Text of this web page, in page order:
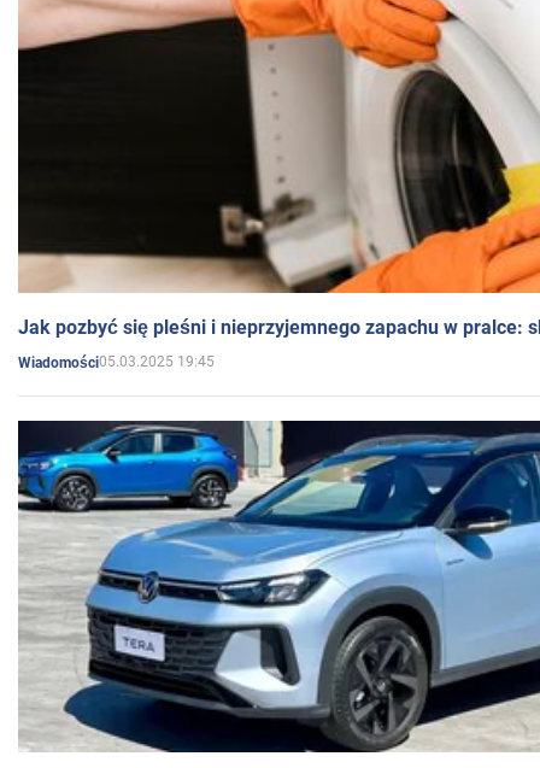
Jak pozbyć się pleśni i nieprzyjemnego zapachu w pralce:
Wiadomości05.03.2025 19:45